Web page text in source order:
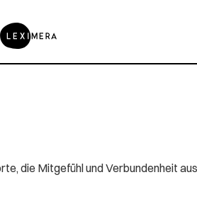
die Mitgefühl und Verbundenheit